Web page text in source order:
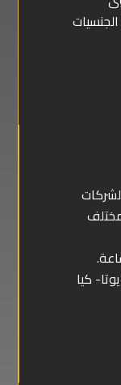
كيا